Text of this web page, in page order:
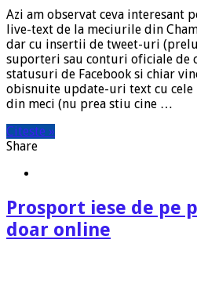
Azi am observat ceva interesant
live-text de la meciurile din
dar cu insertii de tweet-uri
suporteri sau conturi oficiale de
statusuri de Facebook si chiar
obisnuite update-uri text cu
din meci (nu prea stiu cine …
Citeste »
Share
Prosport iese de pe
doar online